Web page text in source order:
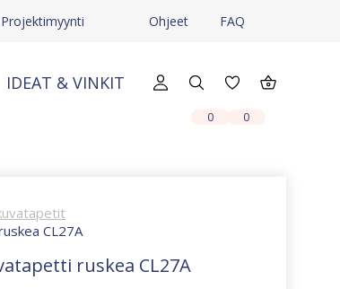
Projektimyynti Ohjeet FAQ
IDEAT & VINKIT
0 0
CL27A
ruskea CL27A